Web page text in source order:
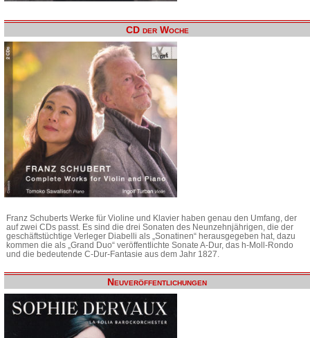
CD der Woche
Franz Schuberts Werke für Violine und Klavier haben genau den Umfang, der
auf zwei CDs passt. Es sind die drei Sonaten des Neunzehnjährigen, die der
geschäftstüchtige Verleger Diabelli als „Sonatinen“ herausgegeben hat, dazu
kommen die als „Grand Duo“ veröffentlichte Sonate A-Dur, das h-Moll-Rondo
und die bedeutende C-Dur-Fantasie aus dem Jahr 1827.
Neuveröffentlichungen